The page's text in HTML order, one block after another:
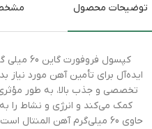
توضیحات محصول
ایده‌آل برای تأمین آهن مورد
تخصصی و جذب بالا، به طور
کمک می‌کند و انرژی و نشاط را
حاوی 60 میلی‌گرم آهن